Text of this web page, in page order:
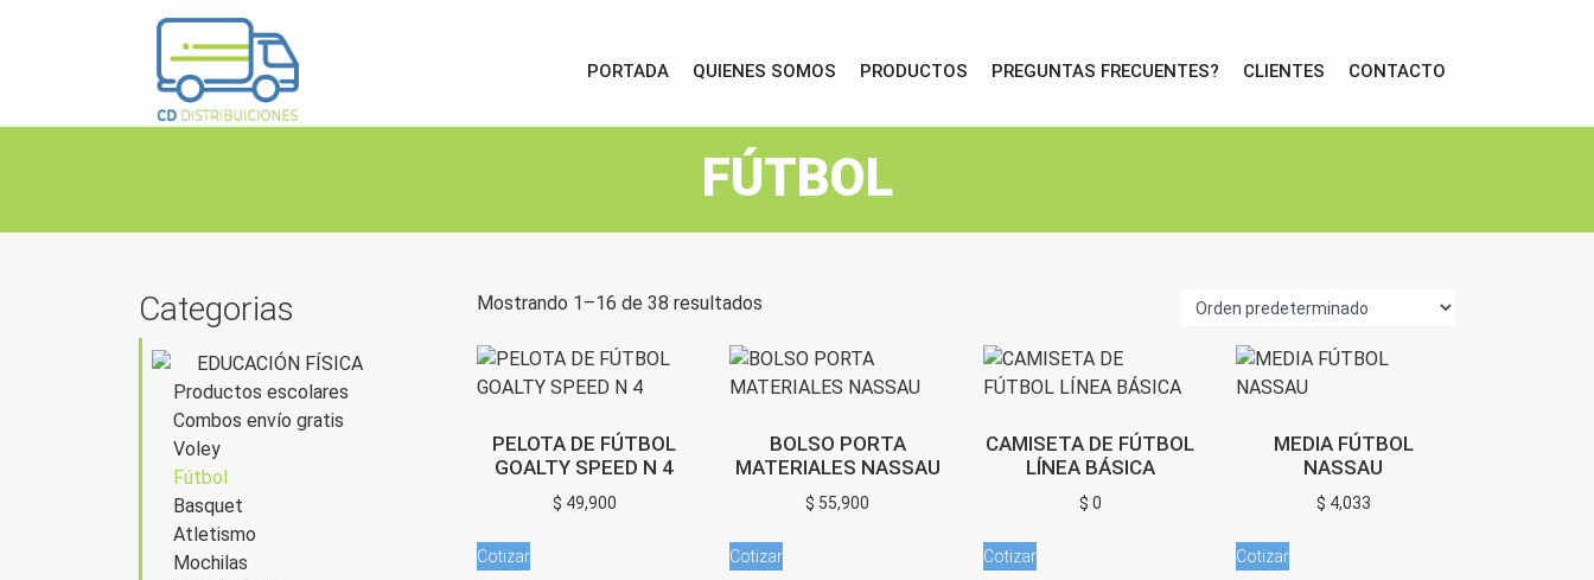
PORTADA QUIENES SOMOS PRODUCTOS PREGUNTAS FRECUENTES? CLIENTES CONTACTO
FÚTBOL
Categorias
EDUCACIÓN FÍSICA
Productos escolares
Combos envío gratis
Voley
Fútbol
Basquet
Atletismo
Mochilas
Mostrando 1–16 de 38 resultados
PELOTA DE FÚTBOL
GOALTY SPEED N 4
$ 49,900
Cotizar
BOLSO PORTA
MATERIALES NASSAU
$ 55,900
Cotizar
CAMISETA DE FÚTBOL
LÍNEA BÁSICA
$ 0
Cotizar
MEDIA FÚTBOL
NASSAU
$ 4,033
Cotizar